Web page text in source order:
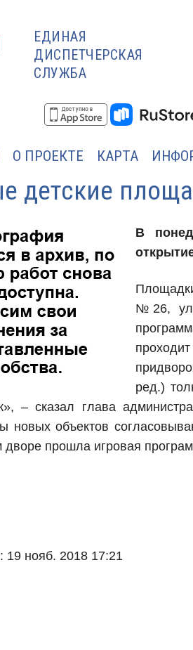
ЕДИНАЯ
ДИСПЕТЧЕРСКАЯ
СЛУЖБА
О ПРОЕКТЕ КАРТА
детские
В
№26,
ред.)
– сказал глава
новых объектов
прошла игровая
19 нояб. 2018 17:21